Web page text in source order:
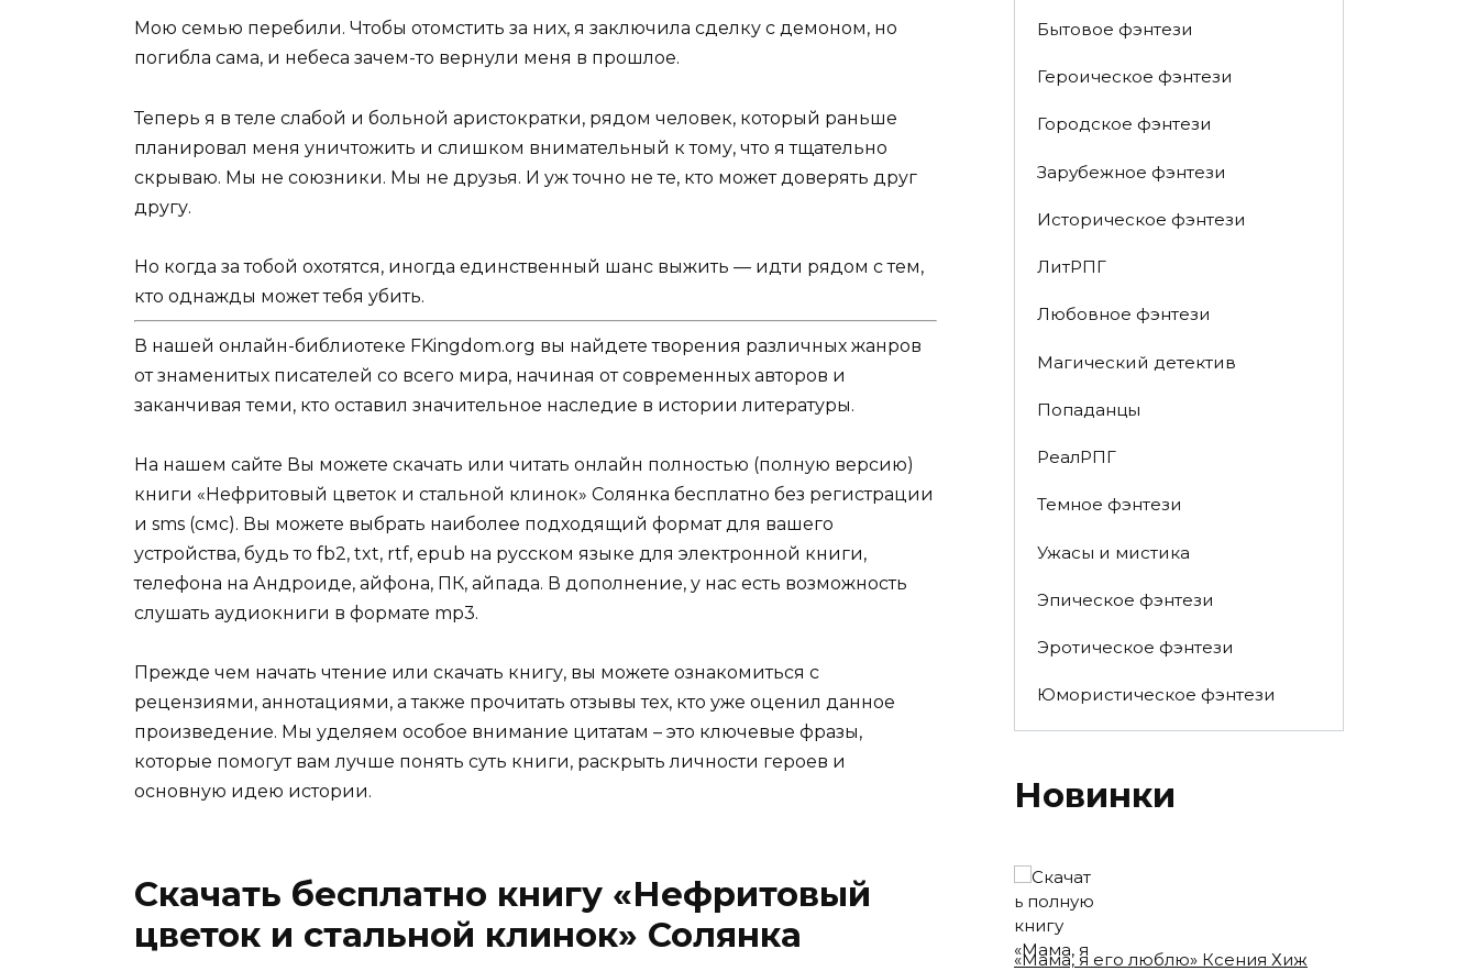
Мою семью перебили. Чтобы отомстить за них, я заключила сделку с демоном, но
погибла сама, и небеса зачем-то вернули меня в прошлое.
Теперь я в теле слабой и больной аристократки, рядом человек, который раньше
планировал меня уничтожить и слишком внимательный к тому, что я тщательно
скрываю. Мы не союзники. Мы не друзья. И уж точно не те, кто может доверять друг
другу.
Но когда за тобой охотятся, иногда единственный шанс выжить — идти рядом с тем,
кто однажды может тебя убить.
В нашей онлайн-библиотеке FKingdom.org вы найдете творения различных жанров
от знаменитых писателей со всего мира, начиная от современных авторов и
заканчивая теми, кто оставил значительное наследие в истории литературы.
На нашем сайте Вы можете скачать или читать онлайн полностью (полную версию)
книги «Нефритовый цветок и стальной клинок» Солянка бесплатно без регистрации
и sms (смс). Вы можете выбрать наиболее подходящий формат для вашего
устройства, будь то fb2, txt, rtf, epub на русском языке для электронной книги,
телефона на Андроиде, айфона, ПК, айпада. В дополнение, у нас есть возможность
слушать аудиокниги в формате mp3.
Прежде чем начать чтение или скачать книгу, вы можете ознакомиться с
рецензиями, аннотациями, а также прочитать отзывы тех, кто уже оценил данное
произведение. Мы уделяем особое внимание цитатам – это ключевые фразы,
которые помогут вам лучше понять суть книги, раскрыть личности героев и
основную идею истории.
Скачать бесплатно книгу «Нефритовый
цветок и стальной клинок» Солянка
Бытовое фэнтези
Героическое фэнтези
Городское фэнтези
Зарубежное фэнтези
Историческое фэнтези
ЛитРПГ
Любовное фэнтези
Магический детектив
Попаданцы
РеалРПГ
Темное фэнтези
Ужасы и мистика
Эпическое фэнтези
Эротическое фэнтези
Юмористическое фэнтези
Новинки
«Мама, я его люблю» Ксения Хиж